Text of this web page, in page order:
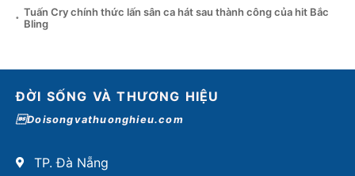
Tuấn Cry chính thức lấn sân ca hát sau thành công của hit Bắc
Bling
ĐỜI SỐNG VÀ THƯƠNG HIỆU
Doisongvathuonghieu.com
TP. Đà Nẵng